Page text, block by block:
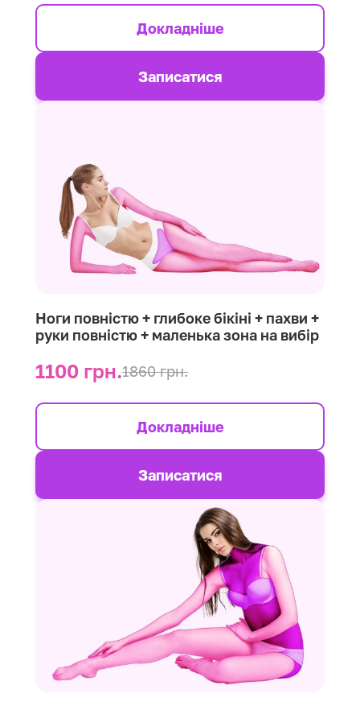
Докладніше
Записатися
Ноги повністю + глибоке бікіні + пахви +
руки повністю + маленька зона на вибір
1100 грн.1860 грн.
Докладніше
Записатися